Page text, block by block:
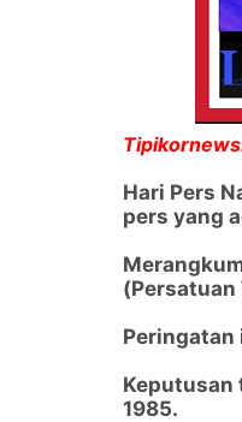
Hari Pers
pers yang
(Persatuan
Peringatan
Keputusan
1985.